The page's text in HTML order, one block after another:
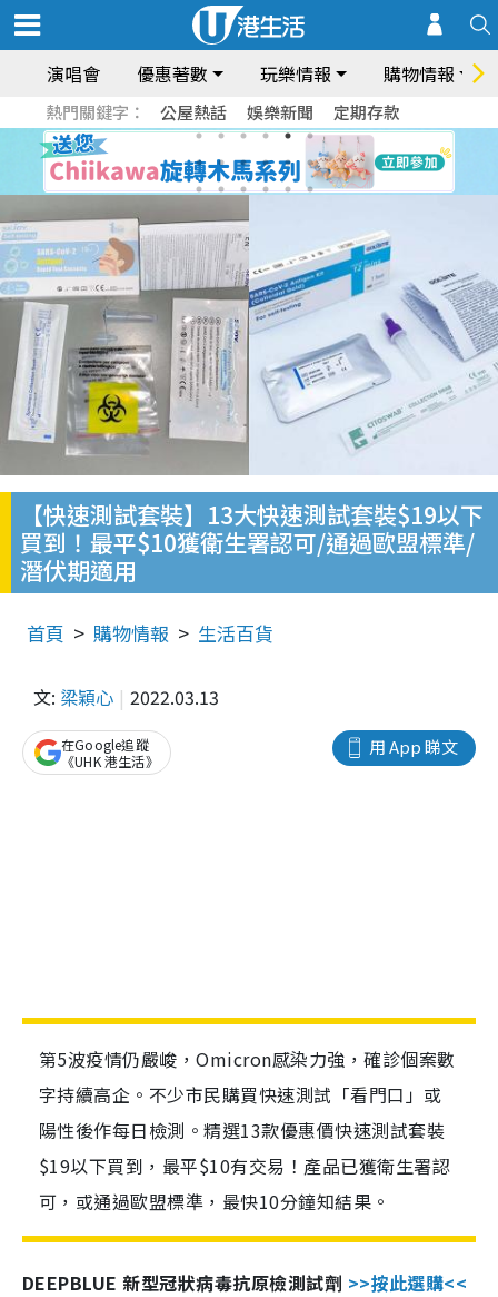
演唱會 優惠著數 玩樂情報 購物情報
熱門關鍵字： 公屋熱話 娛樂新聞 定期存款
【快速測試套裝】13大快速測試套裝$19以下
買到！最平$10獲衛生署認可/通過歐盟標準/
潛伏期適用
首頁 購物情報 生活百貨
文: 梁穎心 2022.03.13
用 App 睇文
在Google追蹤
《UHK 港生活》
第5波疫情仍嚴峻，Omicron感染力強，確診個案數
字持續高企。不少市民購買快速測試「看門口」或
陽性後作每日檢測。精選13款優惠價快速測試套裝
$19以下買到，最平$10有交易！產品已獲衛生署認
可，或通過歐盟標準，最快10分鐘知結果。
DEEPBLUE 新型冠狀病毒抗原檢測試劑 >>按此選購<<